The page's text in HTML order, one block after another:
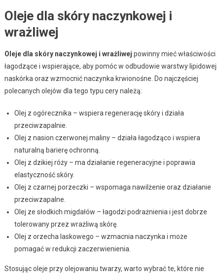
Oleje dla skóry naczynkowej i
wrażliwej
Oleje dla skóry naczynkowej i wrażliwej powinny mieć właściwości
łagodzące i wspierające, aby pomóc w odbudowie warstwy lipidowej
naskórka oraz wzmocnić naczynka krwionośne. Do najczęściej
polecanych olejów dla tego typu cery należą:
Olej z ogórecznika – wspiera regenerację skóry i działa
przeciwzapalnie.
Olej z nasion czerwonej maliny – działa łagodząco i wspiera
naturalną barierę ochronną.
Olej z dzikiej róży – ma działanie regeneracyjne i poprawia
elastyczność skóry.
Olej z czarnej porzeczki – wspomaga nawilżenie oraz działanie
przeciwzapalne.
Olej ze słodkich migdałów – łagodzi podrażnienia i jest dobrze
tolerowany przez wrażliwą skórę.
Olej z orzecha laskowego – wzmacnia naczynka i może
pomagać w redukcji zaczerwienienia.
Stosując oleje przy olejowaniu twarzy, warto wybrać te, które nie